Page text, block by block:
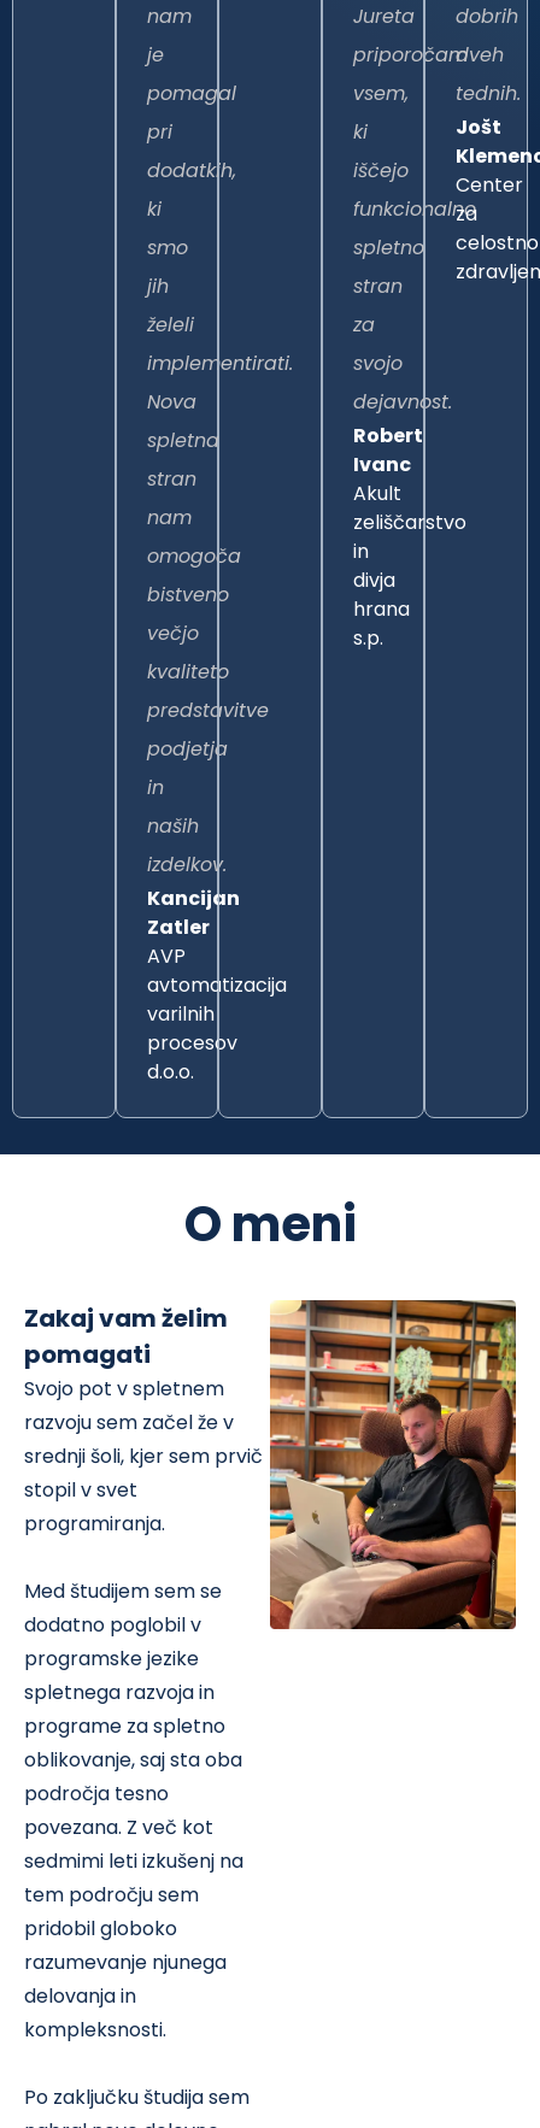
nam
je
pomagal
pri
dodatkih,
ki
smo
jih
želeli
implementirati.
Nova
spletna
stran
nam
omogoča
bistveno
večjo
kvaliteto
predstavitve
podjetja
in
naših
izdelkov.
Kancijan
Zatler
AVP
avtomatizacija
varilnih
procesov
d.o.o.
Jureta
priporočam
vsem,
ki
iščejo
funkcionalno
spletno
stran
za
svojo
dejavnost.
Robert
Ivanc
Akult
zeliščarstvo
in
divja
hrana
s.p.
dobrih
dveh
tednih.
Jošt
Center
za
celostno
O meni
Zakaj vam želim
pomagati
Svojo pot v spletnem
razvoju sem začel že v
srednji šoli, kjer sem prvič
stopil v svet
programiranja.
Med študijem sem se
dodatno poglobil v
programske jezike
spletnega razvoja in
programe za spletno
oblikovanje, saj sta oba
področja tesno
povezana. Z več kot
sedmimi leti izkušenj na
tem področju sem
pridobil globoko
razumevanje njunega
delovanja in
kompleksnosti.
Po zaključku študija sem